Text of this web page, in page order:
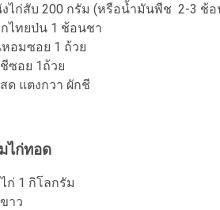
ไก่สับ 200 กรัม (หรือน้ำมันพืช 2-3 ช้อ
ไทยป่น 1 ช้อนชา
อมซอย 1 ถ้วย
ซอย 1ถ้วย
ด แตงกวา ผักชี
ไก่ทอด
ก่ 1 กิโลกรัม
าว